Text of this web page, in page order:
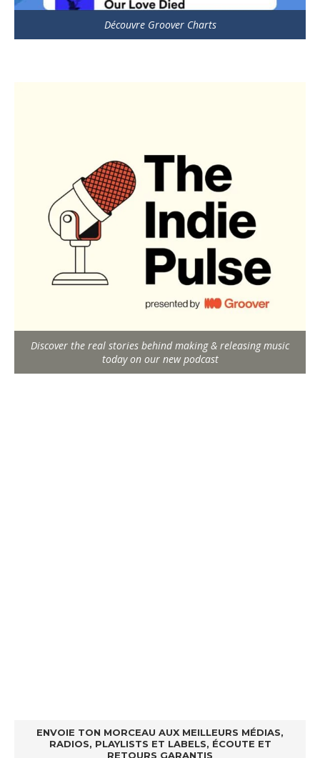
Découvre Groover Charts
Discover the real stories behind making & releasing music
today on our new podcast
ENVOIE TON MORCEAU AUX MEILLEURS MÉDIAS,
RADIOS, PLAYLISTS ET LABELS, ÉCOUTE ET
RETOURS GARANTIS